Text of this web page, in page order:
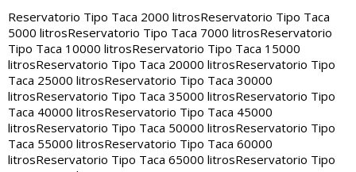
Reservatorio Tipo Taca 2000 litrosReservatorio Tipo Taca
5000 litrosReservatorio Tipo Taca 7000 litrosReservatorio
Tipo Taca 10000 litrosReservatorio Tipo Taca 15000
litrosReservatorio Tipo Taca 20000 litrosReservatorio Tipo
Taca 25000 litrosReservatorio Tipo Taca 30000
litrosReservatorio Tipo Taca 35000 litrosReservatorio Tipo
Taca 40000 litrosReservatorio Tipo Taca 45000
litrosReservatorio Tipo Taca 50000 litrosReservatorio Tipo
Taca 55000 litrosReservatorio Tipo Taca 60000
litrosReservatorio Tipo Taca 65000 litrosReservatorio Tipo